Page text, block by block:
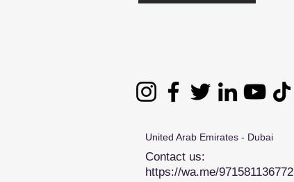
United Arab Emirates - Dubai
Contact us:
https://wa.me/971581136772